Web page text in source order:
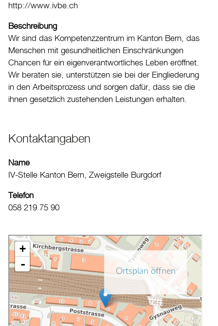
Shopping und Märkte
Energie & Klima
Mobilität
Verwaltung & Politik
Burgdorf baut
Home
Öffnungszeiten & Kontakt
Veranstaltungskalender
Login
http://www.ivbe.ch
Beschreibung
Wir sind das Kompetenzzentrum im Kanton Bern, das
Menschen mit gesundheitlichen Einschränkungen
Chancen für ein eigenverantwortliches Leben eröffnet.
Wir beraten sie, unterstützen sie bei der Ein­gliederung
in den Arbeitsprozess und sorgen dafür, dass sie die
ihnen gesetzlich zustehenden Leistungen erhalten.
Kontaktangaben
Name
IV-Stelle Kanton Bern, Zweigstelle Burgdorf
Telefon
058 219 75 90